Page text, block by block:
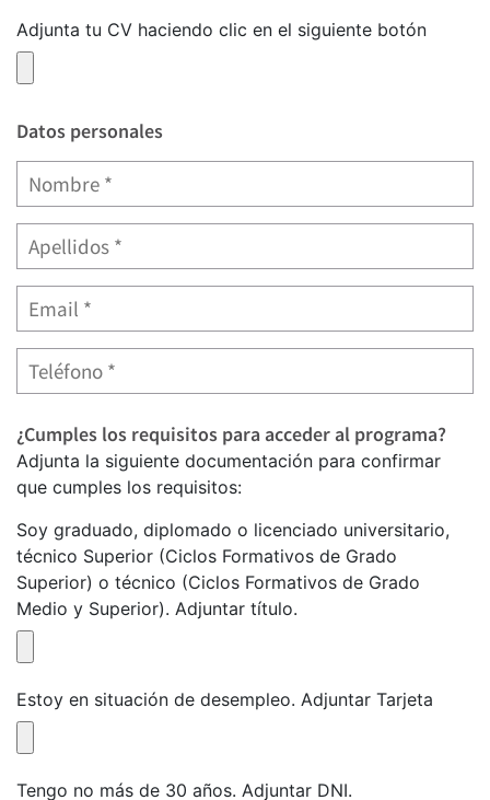
Adjunta tu CV haciendo clic en el siguiente botón
Datos personales
¿Cumples los requisitos para acceder al programa?
Adjunta la siguiente documentación para confirmar
que cumples los requisitos:
Soy graduado, diplomado o licenciado universitario,
técnico Superior (Ciclos Formativos de Grado
Superior) o técnico (Ciclos Formativos de Grado
Medio y Superior). Adjuntar título.
Estoy en situación de desempleo. Adjuntar Tarjeta
Tengo no más de 30 años. Adjuntar DNI.